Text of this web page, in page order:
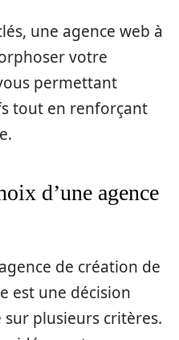
une agence web à
votre
permettant
tout en renforçant
d’une agence
de création de
est une décision
plusieurs critères.